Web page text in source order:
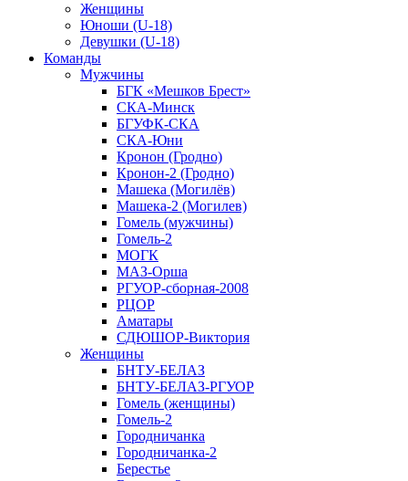
Женщины
Юноши (U-18)
Девушки (U-18)
Команды
Мужчины
БГК «Мешков Брест»
СКА-Минск
БГУФК-СКА
СКА-Юни
Кронон (Гродно)
Кронон-2 (Гродно)
Машека (Могилёв)
Машека-2 (Могилев)
Гомель (мужчины)
Гомель-2
МОГК
МАЗ-Орша
РГУОР-сборная-2008
РЦОР
Аматары
СДЮШОР-Виктория
Женщины
БНТУ-БЕЛАЗ
БНТУ-БЕЛАЗ-РГУОР
Гомель (женщины)
Гомель-2
Городничанка
Городничанка-2
Берестье